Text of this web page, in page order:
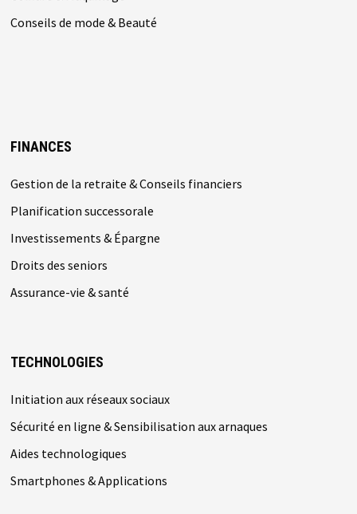
Conseils de mode & Beauté
FINANCES
Gestion de la retraite & Conseils financiers
Planification successorale
Investissements & Épargne
Droits des seniors
Assurance-vie & santé
TECHNOLOGIES
Initiation aux réseaux sociaux
Sécurité en ligne & Sensibilisation aux arnaques
Aides technologiques
Smartphones & Applications